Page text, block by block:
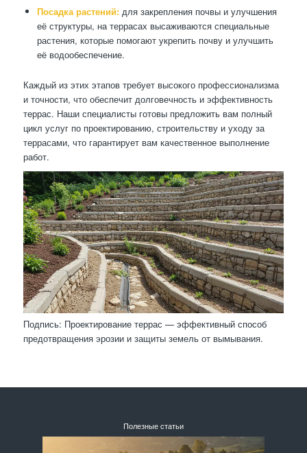
Посадка растений:для закрепления почвы и улучшения
её структуры, на террасах высаживаются специальные
растения, которые помогают укрепить почву и улучшить
её водообеспечение.
Каждый из этих этапов требует высокого профессионализма
и точности, что обеспечит долговечность и эффективность
террас. Наши специалисты готовы предложить вам полный
цикл услуг по проектированию, строительству и уходу за
террасами, что гарантирует вам качественное выполнение
работ.
Подпись: Проектирование террас — эффективный способ
предотвращения эрозии и защиты земель от вымывания.
Полезные статьи